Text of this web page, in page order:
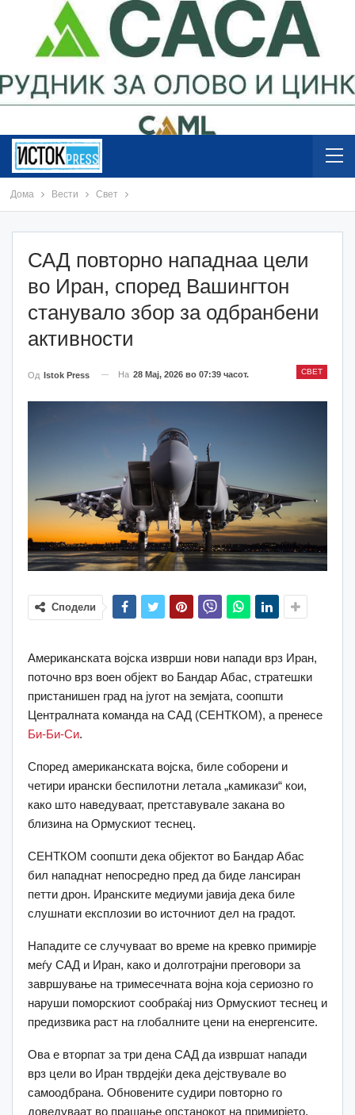
Дома Вести Свет
САД повторно нападнаа цели
во Иран, според Вашингтон
станувало збор за одбранбени
активности
СВЕТ
Од Istok Press На 28 Мај, 2026 во 07:39 часот.
Сподели
Американската војска изврши нови напади врз Иран,
поточно врз воен објект во Бандар Абас, стратешки
пристанишен град на југот на земјата, соопшти
Централната команда на САД (СЕНТКОМ), а пренесе
Би-Би-Си.
Според американската војска, биле соборени и
четири ирански беспилотни летала „камикази“ кои,
како што наведуваат, претставувале закана во
близина на Ормускиот теснец.
СЕНТКОМ соопшти дека објектот во Бандар Абас
бил нападнат непосредно пред да биде лансиран
петти дрон. Иранските медиуми јавија дека биле
слушнати експлозии во источниот дел на градот.
Нападите се случуваат во време на кревко примирје
меѓу САД и Иран, како и долготрајни преговори за
завршување на тримесечната војна која сериозно го
наруши поморскиот сообраќај низ Ормускиот теснец и
предизвика раст на глобалните цени на енергенсите.
Ова е вторпат за три дена САД да извршат напади
врз цели во Иран тврдејќи дека дејствувале во
самоодбрана. Обновените судири повторно го
доведуваат во прашање опстанокот на примирјето.